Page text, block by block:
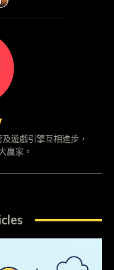
遊戲引擎互相進步，
贏家。